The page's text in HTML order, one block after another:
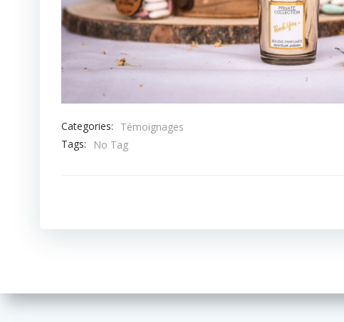
Categories:
Témoignages
Tags:
No Tag